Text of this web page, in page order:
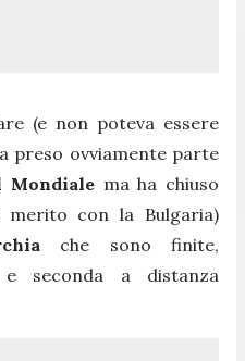
(e non poteva essere
preso ovviamente parte
Mondiale ma ha chiuso
con la Bulgaria)
che sono finite,
seconda a distanza